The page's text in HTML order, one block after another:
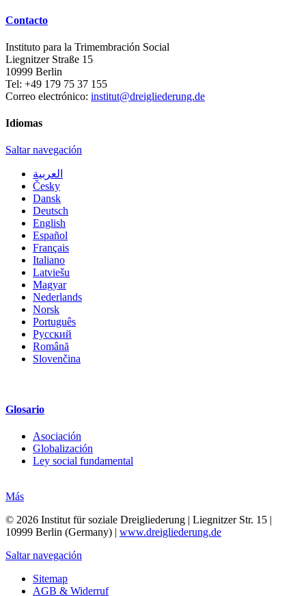
Contacto
Instituto para la Trimembración Social
Liegnitzer Straße 15
10999 Berlin
Tel: +49 179 75 37 155
Correo electrónico: institut@dreigliederung.de
Idiomas
Saltar navegación
العربية
Česky
Dansk
Deutsch
English
Español
Français
Italiano
Latviešu
Magyar
Nederlands
Norsk
Português
Русский
Română
Slovenčina
Glosario
Asociación
Globalización
Ley social fundamental
Más
© 2026 Institut für soziale Dreigliederung | Liegnitzer Str. 15 |
10999 Berlin (Germany) | www.dreigliederung.de
Saltar navegación
Sitemap
AGB & Widerruf